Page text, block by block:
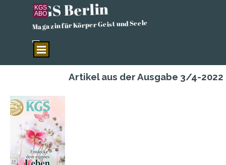
Direkt zum Seiteninhalt
KGS Berlin
Magazin für Körper Geist und Seele
KGS
ABO
Menü überspringen
Artikel aus der Ausgabe 3/4-2022